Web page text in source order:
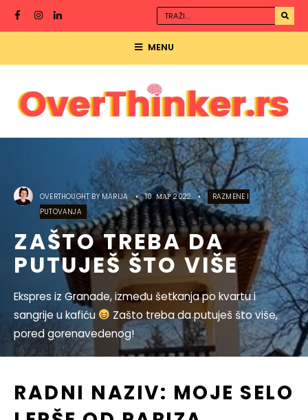
MENU
OVERTHOUGHT BY MARIJA • 10. МАР 2022. •
RAZMENE I
PUTOVANJA
ZAŠTO TREBA DA
PUTUJEŠ ŠTO VIŠE
Ekspres iz Granade, između šetkanja po kvartu i
sangrije u kafiću
Zašto treba da putuješ što više,
pored gorenavedenog!
RADNI NAZIV: MOJE SELO